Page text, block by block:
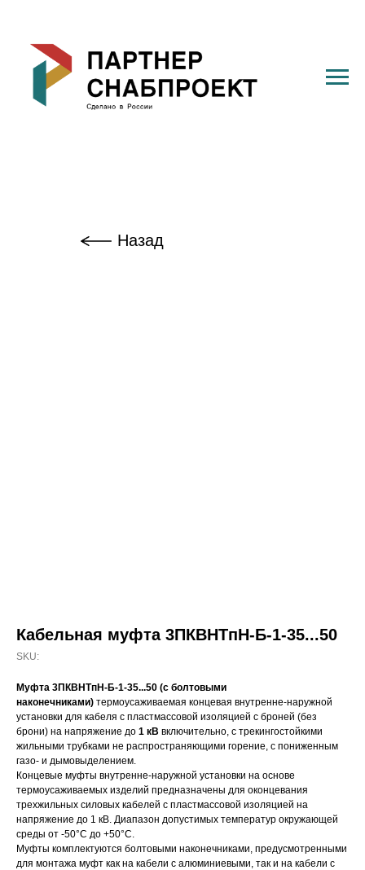
Назад
Кабельная муфта 3ПКВНТпН-Б-1-35...50
SKU:
Муфта 3ПКВНТпН-Б-1-35...50 (с болтовыми
наконечниками) термоусаживаемая концевая внутренне-наружной
установки для кабеля с пластмассовой изоляцией с броней (без
брони) на напряжение до 1 кВ включительно, с трекингостойкими
жильными трубками не распространяющими горение, с пониженным
газо- и дымовыделением.
Концевые муфты внутренне-наружной установки на основе
термоусаживаемых изделий предназначены для оконцевания
трехжильных силовых кабелей с пластмассовой изоляцией на
напряжение до 1 кВ. Диапазон допустимых температур окружающей
среды от -50°С до +50°С.
Муфты комплектуются болтовыми наконечниками, предусмотренными
для монтажа муфт как на кабели с алюминиевыми, так и на кабели с